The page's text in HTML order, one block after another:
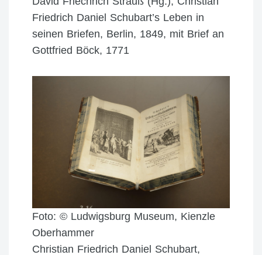
Friedrich Daniel Schubart’s Leben in
seinen Briefen, Berlin, 1849, mit Brief an
Gottfried Böck, 1771
Foto: © Ludwigsburg Museum, Kienzle
Oberhammer
Christian Friedrich Daniel Schubart,